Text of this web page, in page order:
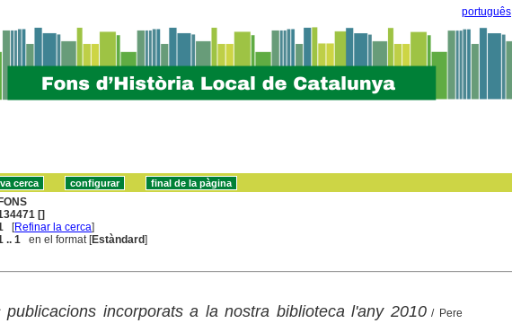
português
[]
[Refinar la cerca]
.. 1 en el format [Estàndard]
incorporats a la nostra biblioteca l'any 2010/ Pere